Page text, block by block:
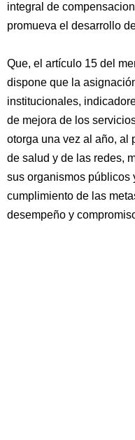
integral de
promueva el desarrollo
Que, el artículo 15 del
dispone que la
institucionales,
de mejora de los
otorga una vez al año, al
de salud y de las redes,
sus organismos públicos
cumplimiento de las
desempeño y